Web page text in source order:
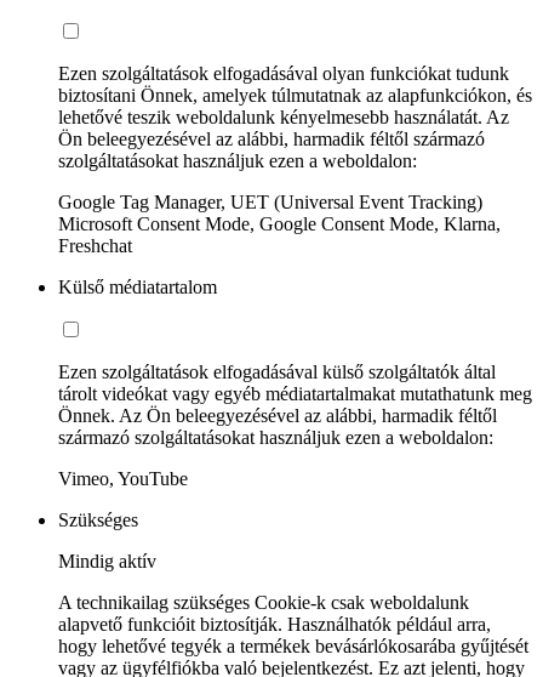
Ezen szolgáltatások elfogadásával olyan funkciókat tudunk
biztosítani Önnek, amelyek túlmutatnak az alapfunkciókon, és
lehetővé teszik weboldalunk kényelmesebb használatát. Az
Ön beleegyezésével az alábbi, harmadik féltől származó
szolgáltatásokat használjuk ezen a weboldalon:
Google Tag Manager, UET (Universal Event Tracking)
Microsoft Consent Mode, Google Consent Mode, Klarna,
Freshchat
Külső médiatartalom
Ezen szolgáltatások elfogadásával külső szolgáltatók által
tárolt videókat vagy egyéb médiatartalmakat mutathatunk meg
Önnek. Az Ön beleegyezésével az alábbi, harmadik féltől
származó szolgáltatásokat használjuk ezen a weboldalon:
Vimeo, YouTube
Szükséges
Mindig aktív
A technikailag szükséges Cookie-k csak weboldalunk
alapvető funkcióit biztosítják. Használhatók például arra,
hogy lehetővé tegyék a termékek bevásárlókosarába gyűjtését
vagy az ügyfélfiókba való bejelentkezést. Ez azt jelenti, hogy